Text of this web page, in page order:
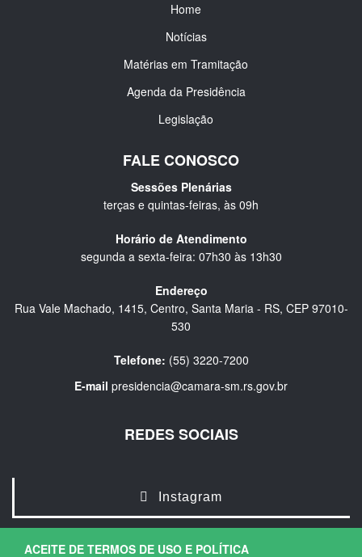
ACEITE DE TERMOS DE USO E POLÍTICA
Home
Notícias
Matérias em Tramitação
Agenda da Presidência
Legislação
FALE CONOSCO
Sessões Plenárias
terças e quintas-feiras, às 09h
Horário de Atendimento
segunda a sexta-feira: 07h30 às 13h30
Endereço
Rua Vale Machado, 1415, Centro, Santa Maria - RS, CEP 97010-
530
Telefone: (55) 3220-7200
E-mail presidencia@camara-sm.rs.gov.br
REDES SOCIAIS
Instagram